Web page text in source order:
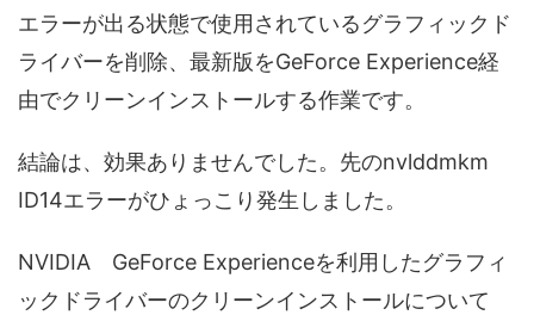
エラーが出る状態で使用されているグラフィックド
ライバーを削除、最新版をGeForce Experience経
由でクリーンインストールする作業です。
結論は、効果ありませんでした。先のnvlddmkm
ID14エラーがひょっこり発生しました。
NVIDIA GeForce Experienceを利用したグラフィ
ックドライバーのクリーンインストールについて